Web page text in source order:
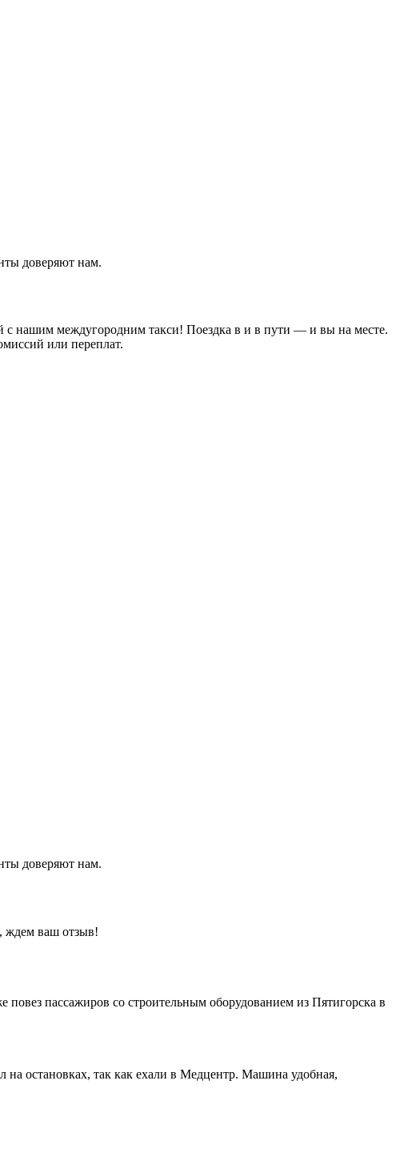
доверяют нам.
с нашим междугородним такси! Поездка в и в пути — и вы на месте.
или переплат.
доверяют нам.
ждем ваш отзыв!
пассажиров со строительным оборудованием из Пятигорска в
остановках, так как ехали в Медцентр. Машина удобная,